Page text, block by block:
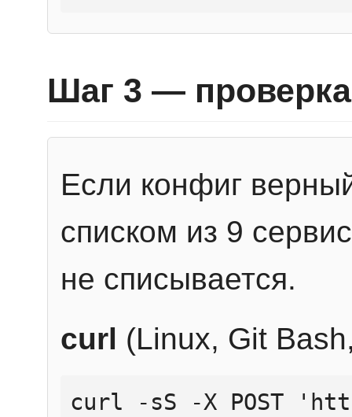
Шаг 3 — проверка
Если конфиг
списком из 9
не списывается.
curl (Linux, Git
curl -sS -X POST